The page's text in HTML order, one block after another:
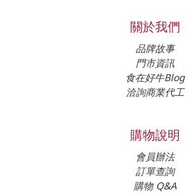
關於我們
品牌故事
門市資訊
食在好牛Blog
洽詢商業代工
購物說明
會員辦法
訂單查詢
購物 Q&A